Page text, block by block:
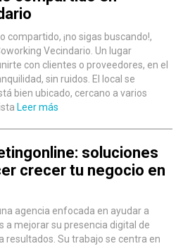
compartido, ¡no sigas buscando!,
Vecindario. Un lugar
con clientes o proveedores, en el
sin ruidos. El local se
bien ubicado, cercano a varios
Leer más
soluciones
crecer tu negocio en
agencia enfocada en ayudar a
a mejorar su presencia digital de
resultados. Su trabajo se centra en